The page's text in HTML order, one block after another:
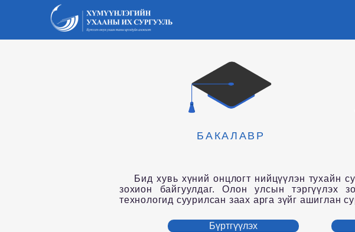
БАКАЛАВР
Бид хувь хүний онцлогт нийцүүлэн тухайн
зохион байгуулдаг. Олон улсын тэргүүлэх
технологид суурилсан заах арга зүйг ашиглан
Бүртгүүлэх